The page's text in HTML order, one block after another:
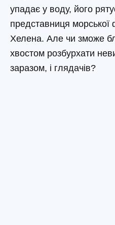
упадає у воду, його
представниця
Хелена. Але чи зможе
хвостом розбурхати
заразом, і глядачів?